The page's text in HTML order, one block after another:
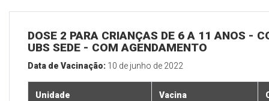
DOSE 2 PARA CRIANÇAS DE 6 A 11 ANOS -
UBS SEDE - COM AGENDAMENTO
Data de Vacinação: 10 de junho de 2022
Unidade Vacina